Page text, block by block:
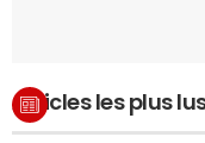
Articles les plus